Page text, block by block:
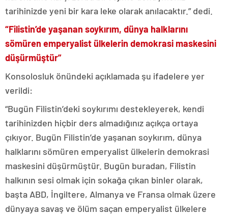
tarihinizde yeni bir kara leke olarak anılacaktır.” dedi.
“Filistin’de yaşanan soykırım, dünya halklarını
sömüren emperyalist ülkelerin demokrasi maskesini
düşürmüştür”
Konsolosluk önündeki açıklamada şu ifadelere yer
verildi:
“Bugün Filistin’deki soykırımı destekleyerek, kendi
tarihinizden hiçbir ders almadığınız açıkça ortaya
çıkıyor. Bugün Filistin’de yaşanan soykırım, dünya
halklarını sömüren emperyalist ülkelerin demokrasi
maskesini düşürmüştür. Bugün buradan, Filistin
halkının sesi olmak için sokağa çıkan binler olarak,
başta ABD, İngiltere, Almanya ve Fransa olmak üzere
dünyaya savaş ve ölüm saçan emperyalist ülkelere